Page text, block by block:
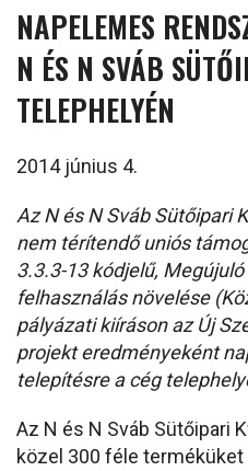
NAPELEMES
N ÉS N SVÁB
TELEPHELYÉN
2014 június 4.
Az N és N Sváb Sütőipari
nem térítendő uniós
3.3.3-13 kódjelű,
felhasználás növelése
pályázati kiíráson az Új
projekt eredményeként
telepítésre a cég
Az N és N Sváb Sütőipari
közel 300 féle